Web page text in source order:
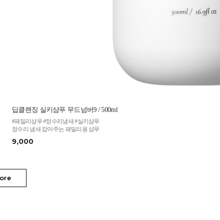
딥클렌징 실키샴푸 무드넘버9 / 500ml
#패밀리샴푸 #정수리냄새 #실키샴푸
정수리 냄새 잡아주는 패밀리용 샴푸
9,000